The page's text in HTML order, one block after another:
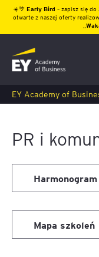
☀️🌴 Early Bird – zapisz się
otwarte z naszej oferty
EY Academy of
PR i
Mapa szkoleń